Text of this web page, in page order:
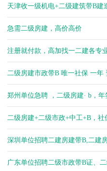
天津收一级机电+二级建筑带B建
急需二级房建，高价高价
注册就付款，高加找一二建各专
二级房建市政带B 唯一社保 一年
郑州单位急聘 ，二级房建· b，
二级房建+二级市政+中工+B，社
深圳单位招聘二建房建带B,二建
广东单位招聘二级市政带B证、